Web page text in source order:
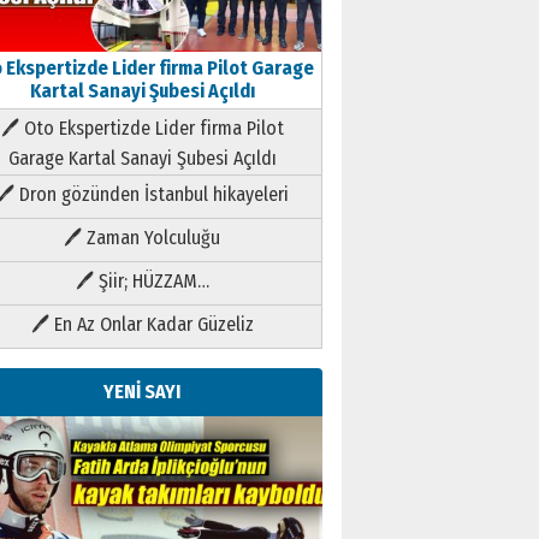
Ekspertizde Lider firma Pilot Garage
Kartal Sanayi Şubesi Açıldı
🖊 Oto Ekspertizde Lider firma Pilot
Garage Kartal Sanayi Şubesi Açıldı
Dron gözünden İstanbul hikayeleri
🖊 Zaman Yolculuğu
🖊 Şiir; HÜZZAM…
🖊 En Az Onlar Kadar Güzeliz
YENİ SAYI
Kenan GÜLERCİ
Metin Külünk: Aileyi Korumak